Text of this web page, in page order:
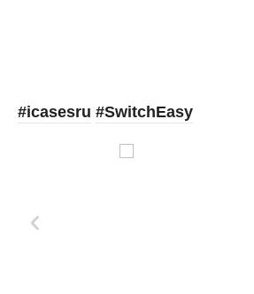
#icasesru #SwitchEasy